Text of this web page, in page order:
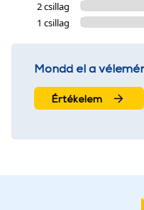
2 csillag
1 csillag
Mondd el a
Értékelem